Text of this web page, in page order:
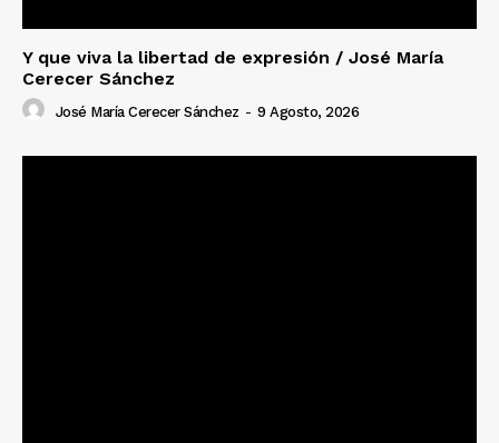
Y que viva la libertad de expresión / José María
Cerecer Sánchez
José María Cerecer Sánchez - 9 Agosto, 2026